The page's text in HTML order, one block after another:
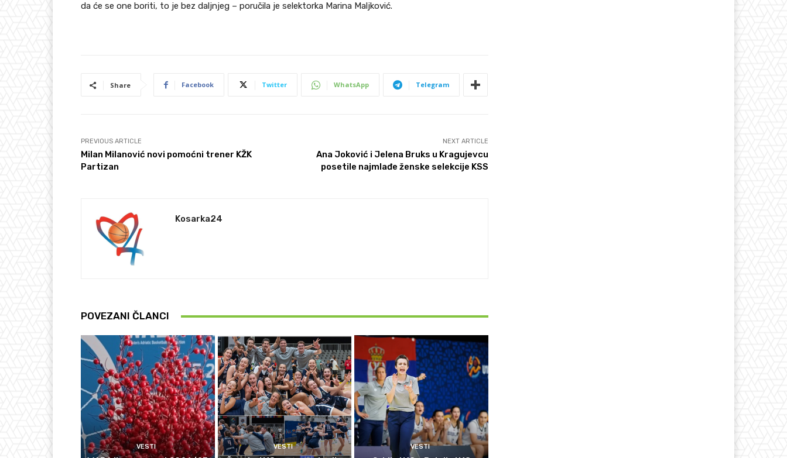
da će se one boriti, to je bez daljnjeg – poručila je selektorka Marina Maljković.
Share Facebook Twitter WhatsApp Telegram
PREVIOUS ARTICLE
Milan Milanović novi pomoćni trener KŽK
Partizan
NEXT ARTICLE
Ana Joković i Jelena Bruks u Kragujevcu
posetile najmlađe ženske selekcije KSS
Kosarka24
POVEZANI ČLANCI
VESTI VESTI VESTI